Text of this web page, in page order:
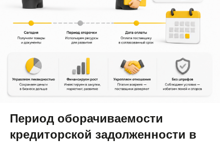
Период оборачиваемости
кредиторской задолженности в